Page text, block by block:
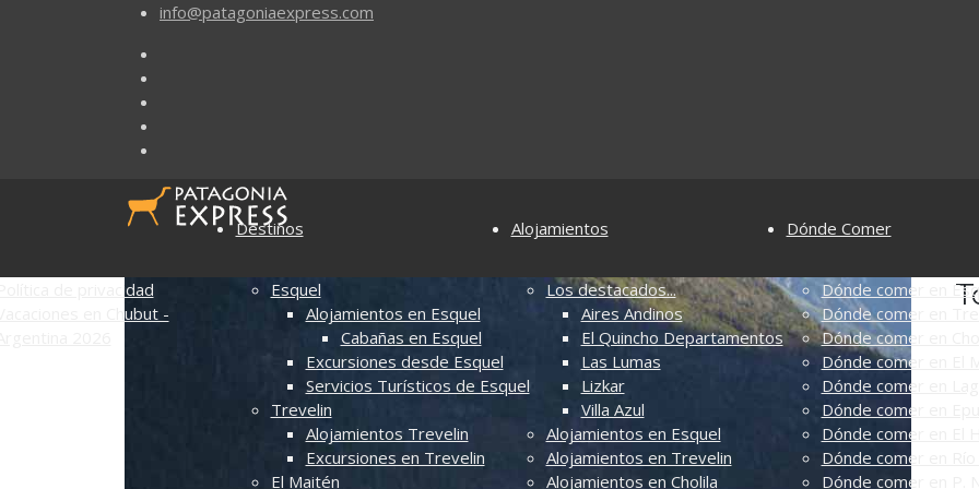
info@patagoniaexpress.com
de privacidad
en Chubut -
Destinos
Esquel
Alojamientos en Esquel
Cabañas en Esquel
Excursiones desde Esquel
Servicios Turísticos de Esquel
Trevelin
Alojamientos Trevelin
Excursiones en Trevelin
El Maitén
Alojamientos
Los destacados...
Aires Andinos
El Quincho Departamentos
Las Lumas
Lizkar
Villa Azul
Alojamientos en Esquel
Alojamientos en Trevelin
Alojamientos en Cholila
Dónde Comer
Dónde comer en
Dónde comer en
Dónde comer en
Dónde comer en El
Dónde comer en
Dónde comer en
Dónde comer en El
Dónde comer en Río
Dónde comer en P.